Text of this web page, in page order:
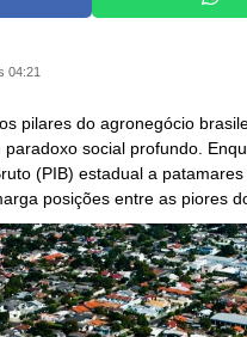
04:21
pilares do agronegócio
paradoxo social profundo.
(PIB) estadual a
posições entre as piores